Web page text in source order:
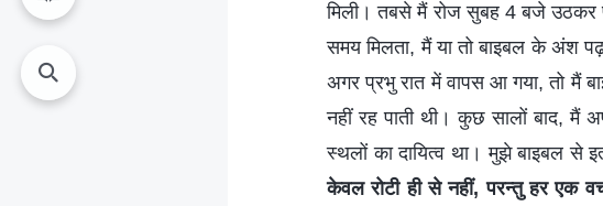
मिली। तबसे मैं रोज सुबह 4 बजे उठकर
समय मिलता, मैं या तो बाइबल के अंश
अगर प्रभु रात में वापस आ गया, तो मैं
नहीं रह पाती थी। कुछ सालों बाद, मैं
स्थलों का दायित्व था। मुझे बाइबल से
केवल रोटी ही से नहीं, परन्तु हर एक